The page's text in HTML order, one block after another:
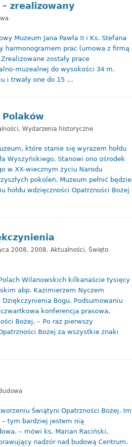
zrealizowany
Muzeum Jana Pawła II i Ks. Stefana
harmonogramem prac (umowa z firmą
zostały prace
muzealnej do wysokości 34 m.
i trwały one do 15 …
,Wydarzenia historyczne
które stanie się wyrazem hołdu
Wyszyńskiego. Stanowi ono ośrodek
w XX-wiecznym życiu Narodu
pokoleń. Muzeum pełnić będzie
hołdu wdzięczności Opatrzności Bożej
2008, 2008,Aktualności,Święto
Wilanowskich kilkanaście tysięcy
abp. Kazimierzem Nyczem
Bogu. Podsumowaniu
konferencja prasowa,
Bożej. – Po raz pierwszy
Bożej za wszystkie znaki
Budowa
Świątyni Opatrzności Bożej. Im
tym bardziej jestem nią
– mówi ks. Marian Raciński,
nadzór nad budową Centrum.